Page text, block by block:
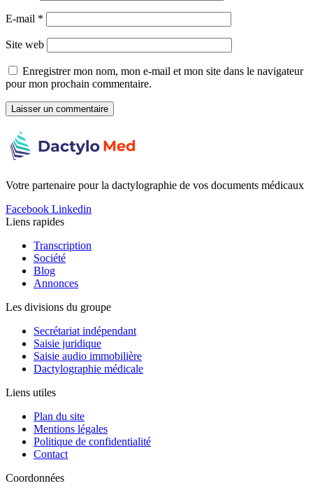
E-mail *
Site web
Enregistrer mon nom, mon e-mail et mon site dans le navigateur
pour mon prochain commentaire.
Votre partenaire pour la dactylographie de vos documents médicaux
Facebook Linkedin
Liens rapides
Transcription
Société
Blog
Annonces
Les divisions du groupe
Secrétariat indépendant
Saisie juridique
Saisie audio immobilière
Dactylographie médicale
Liens utiles
Plan du site
Mentions légales
Politique de confidentialité
Contact
Coordonnées